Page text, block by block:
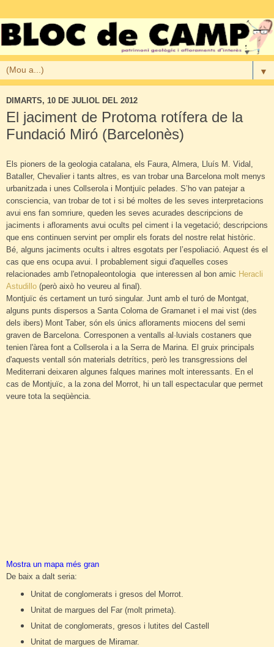
▼
DIMARTS, 10 DE JULIOL DEL 2012
El jaciment de Protoma rotífera de la
Fundació Miró (Barcelonès)
Els pioners de la geologia catalana, els Faura, Almera, Lluís M. Vidal,
Bataller, Chevalier i tants altres, es van trobar una Barcelona molt menys
urbanitzada i unes Collserola i Montjuïc pelades. S’ho van patejar a
consciencia, van trobar de tot i si bé moltes de les seves interpretacions
avui ens fan somriure, queden les seves acurades descripcions de
jaciments i afloraments avui ocults pel ciment i la vegetació; descripcions
que ens continuen servint per omplir els forats del nostre relat històric.
Bé, alguns jaciments ocults i altres esgotats per l’espoliació. Aquest és el
cas que ens ocupa avui. I probablement sigui d'aquelles coses
relacionades amb l'etnopaleontologia que interessen al bon amic Heracli
Astudillo (però això ho veureu al final).
Montjuïc és certament un turó singular. Junt amb el turó de Montgat,
alguns punts dispersos a Santa Coloma de Gramanet i el mai vist (des
dels ibers) Mont Taber, són els únics afloraments miocens del semi
graven de Barcelona. Corresponen a ventalls al·luvials costaners que
tenien l'àrea font a Collserola i a la Serra de Marina. El gruix principals
d'aquests ventall són materials detrítics, però les transgressions del
Mediterrani deixaren algunes falques marines molt interessants. En el
cas de Montjuïc, a la zona del Morrot, hi un tall espectacular que permet
veure tota la seqüència.
Mostra un mapa més gran
De baix a dalt seria:
Unitat de conglomerats i gresos del Morrot.
Unitat de margues del Far (molt primeta).
Unitat de conglomerats, gresos i lutites del Castell
Unitat de margues de Miramar.